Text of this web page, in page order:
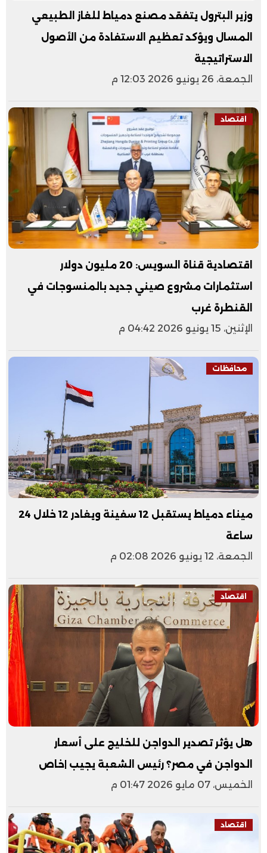
وزير البترول يتفقد مصنع دمياط للغاز الطبيعي
المسال ويؤكد تعظيم الاستفادة من الأصول
الاستراتيجية
الجمعة، 26 يونيو 2026 12:03 م
اقتصاد
اقتصادية قناة السويس: 20 مليون دولار
استثمارات مشروع صيني جديد بالمنسوجات في
القنطرة غرب
الإثنين، 15 يونيو 2026 04:42 م
محافظات
ميناء دمياط يستقبل 12 سفينة ويغادر 12 خلال 24
ساعة
الجمعة، 12 يونيو 2026 02:08 م
اقتصاد
هل يؤثر تصدير الدواجن للخليج على أسعار
الدواجن في مصر؟ رئيس الشعبة يجيب |خاص
الخميس، 07 مايو 2026 01:47 م
اقتصاد